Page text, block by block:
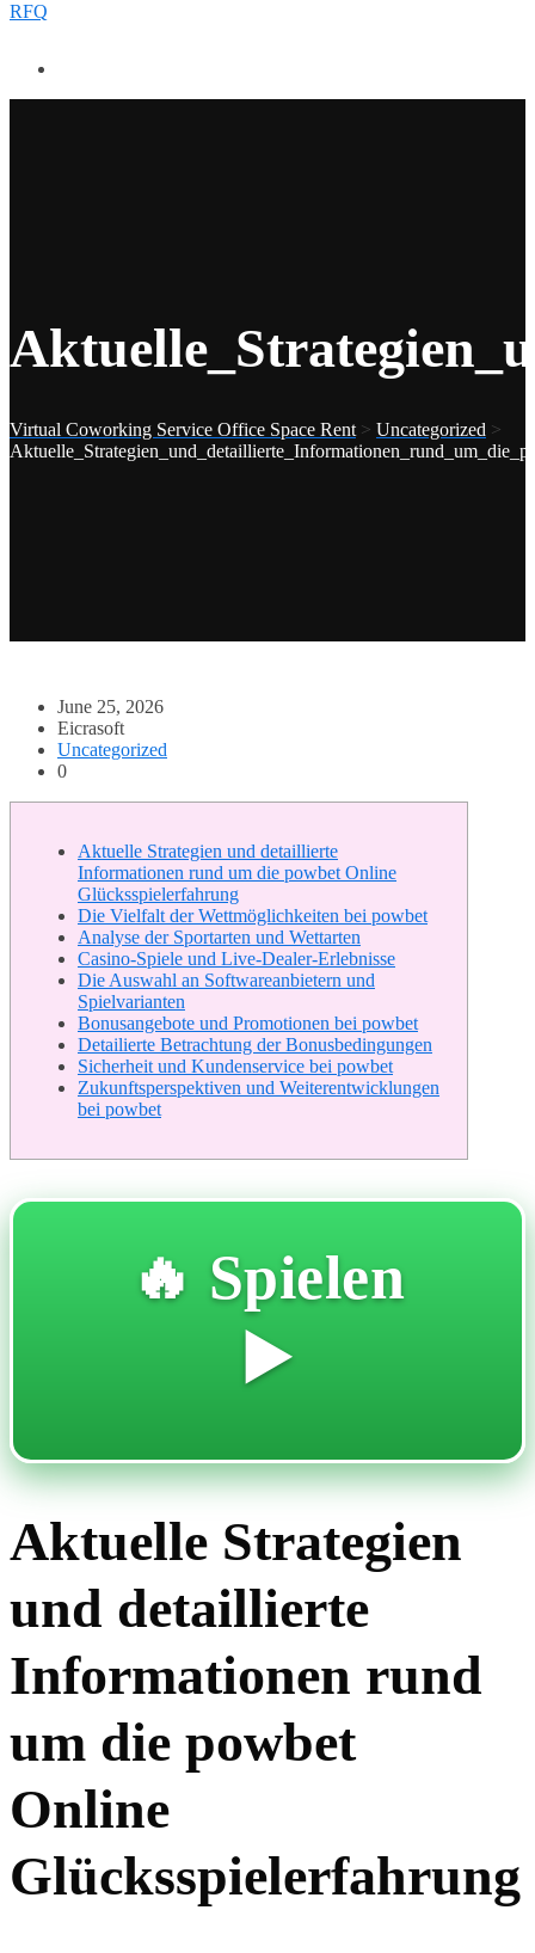
RFQ
Virtual Coworking Service Office Space Rent > Uncategorized >
June 25, 2026
Eicrasoft
Uncategorized
0
Aktuelle Strategien und detaillierte
Informationen rund um die powbet Online
Glücksspielerfahrung
Die Vielfalt der Wettmöglichkeiten bei powbet
Analyse der Sportarten und Wettarten
Casino-Spiele und Live-Dealer-Erlebnisse
Die Auswahl an Softwareanbietern und
Spielvarianten
Bonusangebote und Promotionen bei powbet
Detailierte Betrachtung der Bonusbedingungen
Sicherheit und Kundenservice bei powbet
Zukunftsperspektiven und Weiterentwicklungen
bei powbet
🔥 Spielen
▶️
Aktuelle Strategien
und detaillierte
Informationen rund
um die powbet
Online
Glücksspielerfahrung